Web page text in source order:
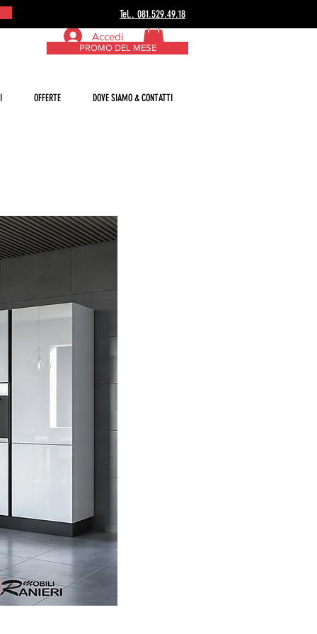
Accedi
Tel.. 081.529.49.18
PROMO DEL MESE
OFFERTE DOVE SIAMO & CONTATTI